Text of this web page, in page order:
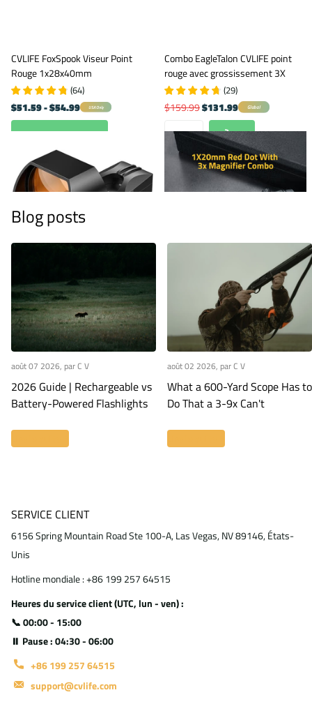
CVLIFE FoxSpook Viseur Point
Rouge 1x28x40mm
(64)
$51.59- $54.99 USA Only
Combo EagleTalon CVLIFE point
rouge avec grossissement 3X
(29)
$159.99$131.99 Global
Blog posts
août 07 2026, par C V
2026 Guide | Rechargeable vs
Battery-Powered Flashlights
août 02 2026, par C V
What a 600-Yard Scope Has to
Do That a 3-9x Can't
SERVICE CLIENT
6156 Spring Mountain Road Ste 100-A, Las Vegas, NV 89146, États-
Unis
Hotline mondiale : +86 199 257 64515
Heures du service client (UTC, lun - ven) :
📞 00:00 - 15:00
⏸ Pause : 04:30 - 06:00
+86 199 257 64515
support@cvlife.com